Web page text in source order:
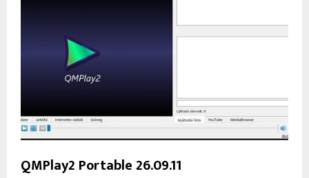
QMPlay2 Portable 26.09.11